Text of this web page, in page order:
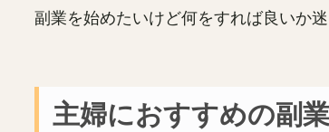
副業を始めたいけど何をすれば良いか
主婦におすすめの副